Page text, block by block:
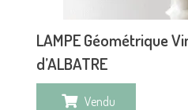
LAMPE Géométrique
d’ALBATRE
Vendu